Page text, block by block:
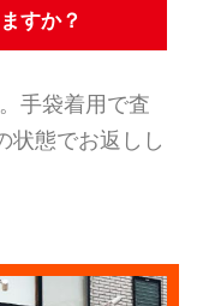
すか？
手袋着用で査
状態でお返しし